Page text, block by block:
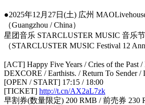
●2025年12月27日(土) 広州
（Guangzhou / China）
星团音乐 STARCLUSTER MUSIC 音乐
（STARCLUSTER MUSIC Festival 12
[ACT] Happy Five Years / Cries of the Past /
DEXCORE / Earthists. / Return To Sender /
[OPEN / START] 17:15 / 18:00
[TICKET] http://t.cn/AX2aL7zk
早割券(数量限定) 200 RMB / 前売券 230